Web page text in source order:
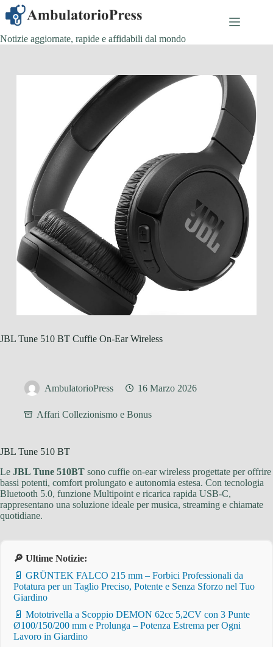
Salta
al
contenuto
Notizie aggiornate, rapide e affidabili dal mondo
JBL Tune 510 BT Cuffie On-Ear Wireless
AmbulatorioPress 16 Marzo 2026
Affari Collezionismo e Bonus
JBL Tune 510 BT
Le JBL Tune 510BT sono cuffie on-ear wireless progettate per offrire
bassi potenti, comfort prolungato e autonomia estesa. Con tecnologia
Bluetooth 5.0, funzione Multipoint e ricarica rapida USB-C,
rappresentano una soluzione ideale per musica, streaming e chiamate
quotidiane.
🔎 Ultime Notizie:
📄 GRÜNTEK FALCO 215 mm – Forbici Professionali da
Potatura per un Taglio Preciso, Potente e Senza Sforzo nel Tuo
Giardino
📄 Mototrivella a Scoppio DEMON 62cc 5,2CV con 3 Punte
Ø100/150/200 mm e Prolunga – Potenza Estrema per Ogni
Lavoro in Giardino